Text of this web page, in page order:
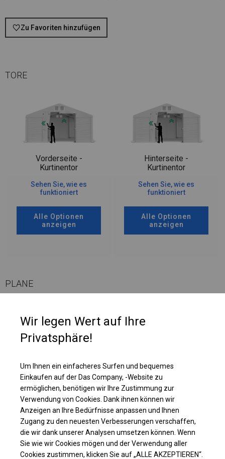
Zu Favoriten hinzufügen
TORE
Vorderseite -
Kurtinentor
Sehen Sie, wie es
funktioniert
Alle Optionen
anzeigen
Hinterseite -
Kurtinentor
Sehen Sie, wie es
funktioniert
Alle Optionen
anzeigen
PLANE
beispielsweise Schweißarbeiten stattfinden. Im oberen Teil der Plane
befinden sich runde Fenster, dank denen Tageslicht ins Zeltinnere gelangt.
Einzelheiten ansehen
Plane ändern
KONSTRUKTION
Wir legen Wert auf Ihre
Privatsphäre!
Um Ihnen ein einfacheres Surfen und bequemes
Einkaufen auf der Das Company, -Website zu
ermöglichen, benötigen wir Ihre Zustimmung zur
Verwendung von Cookies. Dank ihnen können wir
Anzeigen an Ihre Bedürfnisse anpassen und Ihnen
Zugang zu den neuesten Verbesserungen verschaffen,
die wir dank unserer Analysen umsetzen können. Wenn
Sie wie wir Cookies mögen und der Verwendung aller
Cookies zustimmen, klicken Sie auf „ALLE AKZEPTIEREN“.